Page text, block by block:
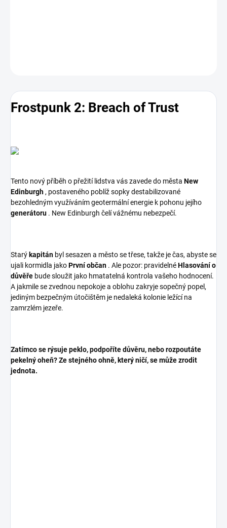
Frostpunk 2: Breach of Trust
Tento nový příběh o přežití lidstva vás zavede do města New
Edinburgh, postaveného poblíž sopky destabilizované
bezohledným využíváním geotermální energie k pohonu jejího
generátoru . New Edinburgh čelí vážnému nebezpečí.
Starý kapitán byl sesazen a město se třese, takže je čas, abyste se
ujali kormidla jakoPrvní občan . Ale pozor: pravidelnéHlasování o
důvěře bude sloužit jako hmatatelná kontrola vašeho hodnocení.
A jakmile se zvednou nepokoje a oblohu zakryje sopečný popel,
jediným bezpečným útočištěm je nedaleká kolonie ležící na
zamrzlém jezeře.
Zatímco se rýsuje peklo, podpoříte důvěru, nebo rozpoutáte
pekelný oheň? Ze stejného ohně, který ničí, se může zrodit
jednota.